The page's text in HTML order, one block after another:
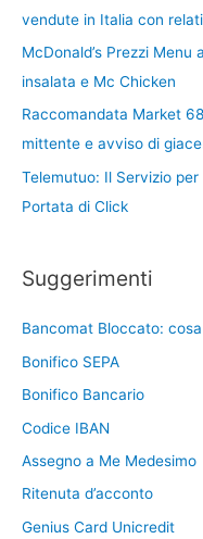
vendute in Italia con
McDonald’s Prezzi
insalata e Mc Chicken
Raccomandata Market
mittente e avviso di
Telemutuo: Il Servizio
Portata di Click
Suggerimenti
Bancomat Bloccato:
Bonifico SEPA
Bonifico Bancario
Codice IBAN
Assegno a Me Medesimo
Ritenuta d’acconto
Genius Card Unicredit